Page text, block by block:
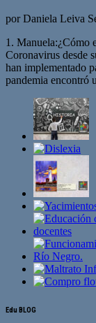
por Daniela Leiva
1. Manuela:¿Cómo
Coronavirus desde
han implementado
pandemia encontró
Edu BLOG